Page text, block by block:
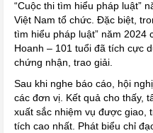
“Cuộc thi tìm hiểu pháp luật”
Việt Nam tổ chức. Đặc biệt,
tìm hiểu pháp luật” năm 2024
Hoanh – 101 tuổi đã tích cực
chứng nhận, trao giải.
Sau khi nghe báo cáo, hội
các đơn vị. Kết quả cho thấy,
xuất sắc nhiệm vụ được giao,
tích cao nhất. Phát biểu chỉ